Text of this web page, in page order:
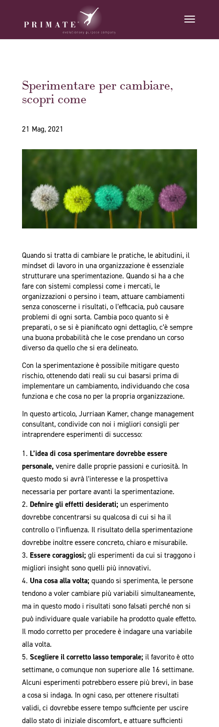
Sperimentare per cambiare,
scopri come
21 Mag, 2021
Quando si tratta di cambiare le pratiche, le abitudini, il
mindset di lavoro in una organizzazione è essenziale
strutturare una sperimentazione. Quando si ha a che
fare con sistemi complessi come i mercati, le
organizzazioni o persino i team, attuare cambiamenti
senza conoscerne i risultati, o l’efficacia, può causare
problemi di ogni sorta. Cambia poco quanto si è
preparati, o se si è pianificato ogni dettaglio, c’è sempre
una buona probabilità che le cose prendano un corso
diverso da quello che si era delineato.
Con la sperimentazione è possibile mitigare questo
rischio, ottenendo dati reali su cui basarsi prima di
implementare un cambiamento, individuando che cosa
funziona e che cosa no per la propria organizzazione.
In questo articolo, Jurriaan Kamer, change management
consultant, condivide con noi i migliori consigli per
intraprendere esperimenti di successo:
L’idea di cosa sperimentare dovrebbe essere
personale, venire dalle proprie passioni e curiosità. In
questo modo si avrà l’interesse e la prospettiva
necessaria per portare avanti la sperimentazione.
Definire gli effetti desiderati; un esperimento
dovrebbe concentrarsi su qualcosa di cui si ha il
controllo o l’influenza. Il risultato della sperimentazione
dovrebbe inoltre essere concreto, chiaro e misurabile.
Essere coraggiosi; gli esperimenti da cui si traggono i
migliori insight sono quelli più innovativi.
Una cosa alla volta; quando si sperimenta, le persone
tendono a voler cambiare più variabili simultaneamente,
ma in questo modo i risultati sono falsati perché non si
può individuare quale variabile ha prodotto quale effetto.
Il modo corretto per procedere è indagare una variabile
alla volta.
Scegliere il corretto lasso temporale; il favorito è otto
settimane, o comunque non superiore alle 16 settimane.
Alcuni esperimenti potrebbero essere più brevi, in base
a cosa si indaga. In ogni caso, per ottenere risultati
validi, ci dovrebbe essere tempo sufficiente per uscire
dallo stato di iniziale discomfort, e attuare sufficienti